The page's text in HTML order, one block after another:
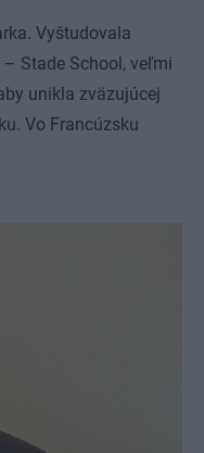
Vyštudovala
Stade School, veľmi
unikla zväzujúcej
Vo Francúzsku